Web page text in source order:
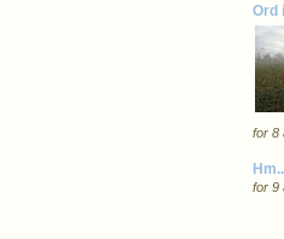
Ord
for 8
for 9